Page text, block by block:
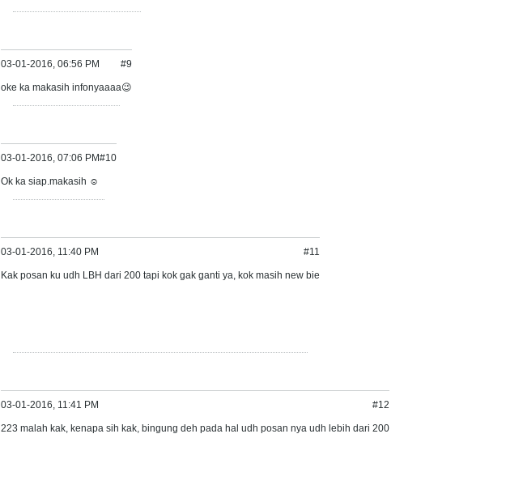
#9
03-01-2016, 06:56 PM
oke ka makasih infonyaaaa😉
#10
03-01-2016, 07:06 PM
Ok ka siap.makasih ☺
#11
03-01-2016, 11:40 PM
Kak posan ku udh LBH dari 200 tapi kok gak ganti ya, kok masih new bie
#12
03-01-2016, 11:41 PM
223 malah kak, kenapa sih kak, bingung deh pada hal udh posan nya udh lebih dari 200